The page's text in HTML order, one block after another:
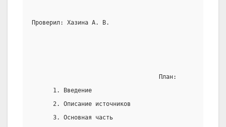
Проверил: Хазина А. В.
                                    План:
      1. Введение
      2. Описание источников
      3. Основная часть